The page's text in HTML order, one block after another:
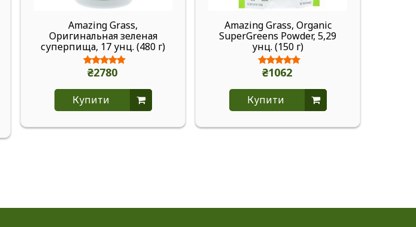
Amazing Grass,
Оригинальная зеленая
суперпища, 17 унц. (480 г)
₴2780
Купити
Amazing Grass, Organic
SuperGreens Powder, 5,29
унц. (150 г)
₴1062
Купити